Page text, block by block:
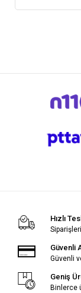
Hızlı
Güvenli
Güvenli
Geniş
Binlerce